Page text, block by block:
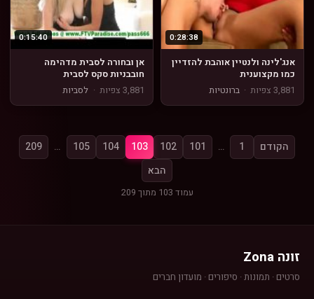
0:28:38
אנג'לינה ולנטיין אוהבת להזדיין
כמו מקצוענית
3,881 צפיות
· ברונטיות
0:15:40
אן ובחורה לסבית מדהימה
חובבניות סקס לסבית
3,881 צפיות
· לסביות
הקודם 1
…
101
102
103
104
105
…
209
הבא
עמוד 103 מתוך 209
זונה Zona
סרטים · תמונות · סיפורים · מועדון חברים